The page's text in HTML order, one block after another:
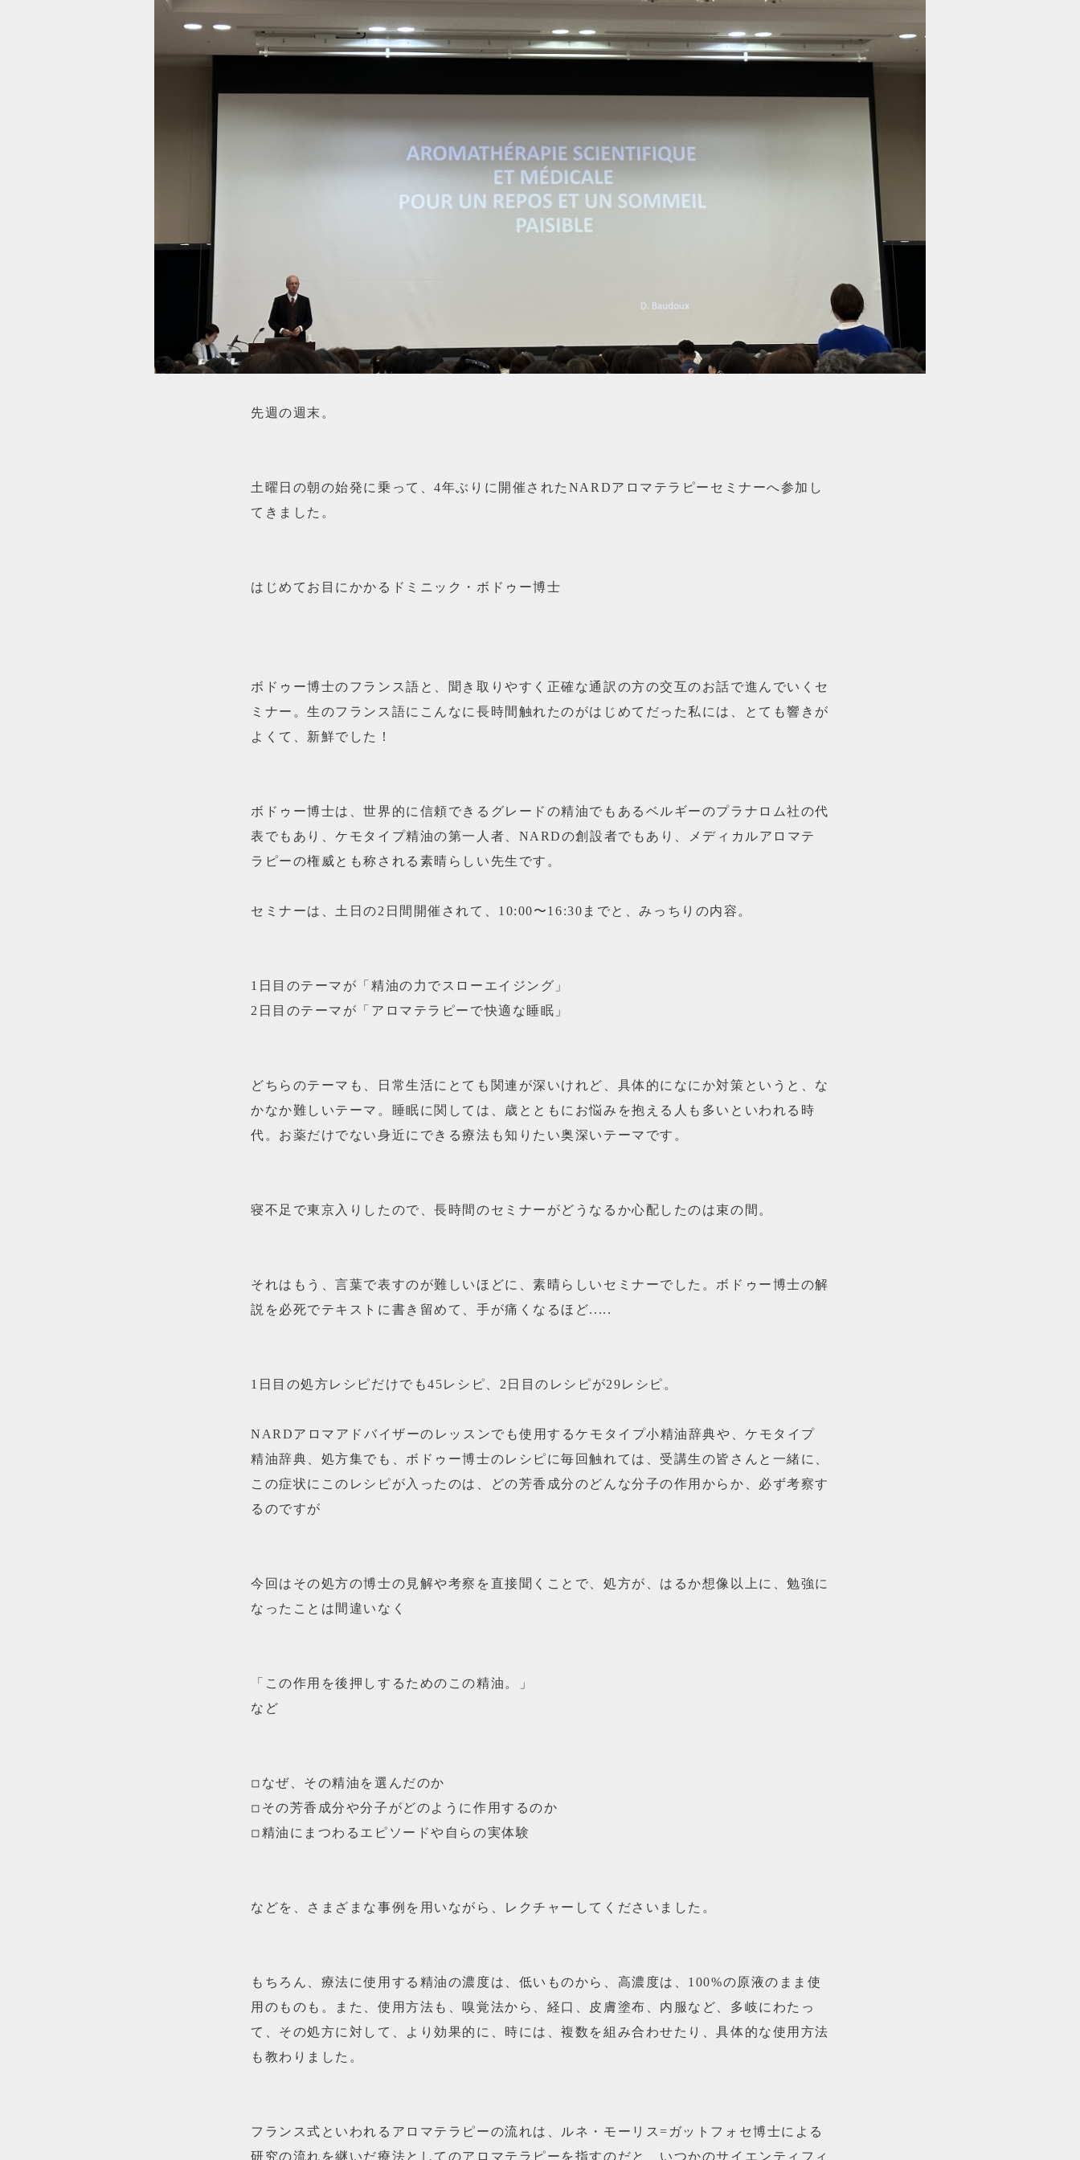
先週の週末。
土曜日の朝の始発に乗って、4年ぶりに開催されたNARDアロマテラピーセミナーへ参加し
てきました。
はじめてお目にかかるドミニック・ボドゥー博士
ボドゥー博士のフランス語と、聞き取りやすく正確な通訳の方の交互のお話で進んでいくセ
ミナー。生のフランス語にこんなに長時間触れたのがはじめてだった私には、とても響きが
よくて、新鮮でした！
ボドゥー博士は、世界的に信頼できるグレードの精油でもあるベルギーのプラナロム社の代
表でもあり、ケモタイプ精油の第一人者、NARDの創設者でもあり、メディカルアロマテ
ラピーの権威とも称される素晴らしい先生です。
セミナーは、土日の2日間開催されて、10:00〜16:30までと、みっちりの内容。
1日目のテーマが「精油の力でスローエイジング」
2日目のテーマが「アロマテラピーで快適な睡眠」
どちらのテーマも、日常生活にとても関連が深いけれど、具体的になにか対策というと、な
かなか難しいテーマ。睡眠に関しては、歳とともにお悩みを抱える人も多いといわれる時
代。お薬だけでない身近にできる療法も知りたい奥深いテーマです。
寝不足で東京入りしたので、長時間のセミナーがどうなるか心配したのは束の間。
それはもう、言葉で表すのが難しいほどに、素晴らしいセミナーでした。ボドゥー博士の解
説を必死でテキストに書き留めて、手が痛くなるほど.....
1日目の処方レシピだけでも45レシピ、2日目のレシピが29レシピ。
NARDアロマアドバイザーのレッスンでも使用するケモタイプ小精油辞典や、ケモタイプ
精油辞典、処方集でも、ボドゥー博士のレシピに毎回触れては、受講生の皆さんと一緒に、
この症状にこのレシピが入ったのは、どの芳香成分のどんな分子の作用からか、必ず考察す
るのですが
今回はその処方の博士の見解や考察を直接聞くことで、処方が、はるか想像以上に、勉強に
なったことは間違いなく
「この作用を後押しするためのこの精油。」
など
◽︎なぜ、その精油を選んだのか
◽︎その芳香成分や分子がどのように作用するのか
◽︎精油にまつわるエピソードや自らの実体験
などを、さまざまな事例を用いながら、レクチャーしてくださいました。
もちろん、療法に使用する精油の濃度は、低いものから、高濃度は、100%の原液のまま使
用のものも。また、使用方法も、嗅覚法から、経口、皮膚塗布、内服など、多岐にわたっ
て、その処方に対して、より効果的に、時には、複数を組み合わせたり、具体的な使用方法
も教わりました。
フランス式といわれるアロマテラピーの流れは、ルネ・モーリス=ガットフォセ博士による
研究の流れを継いだ療法としてのアロマテラピーを指すのだと、いつかのサイエンティフィ